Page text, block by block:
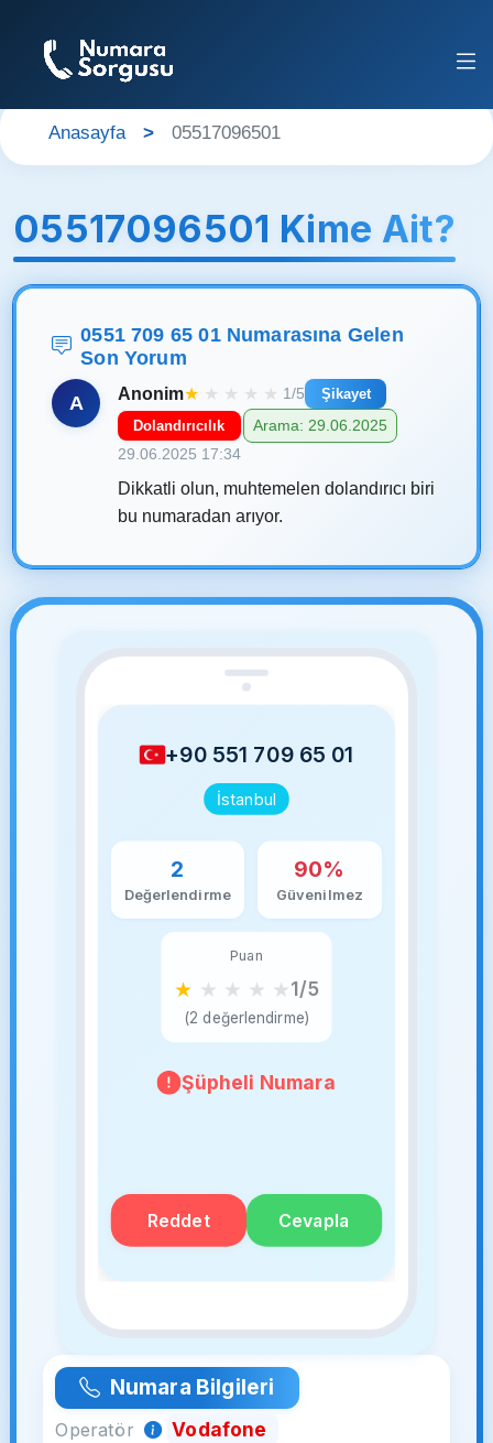
Anasayfa 05517096501
05517096501 Kime Ait?
0551 709 65 01 Numarasına Gelen
Son Yorum
A Anonim★ ★ ★ ★ ★ 1/5
Şikayet
Dolandırıcılık
Arama: 29.06.2025
29.06.2025 17:34
Dikkatli olun, muhtemelen dolandırıcı biri
bu numaradan arıyor.
+90 551 709 65 01
İstanbul
2
Değerlendirme
90%
Güvenilmez
Puan
★ ★ ★ ★ ★1/5
(2 değerlendirme)
Şüpheli Numara
Reddet Cevapla
Numara Bilgileri
Operatör Vodafone